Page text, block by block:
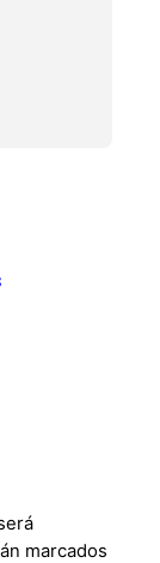
marcados